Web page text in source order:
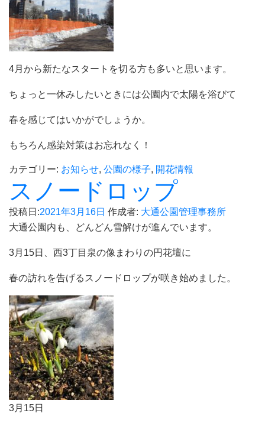
4月から新たなスタートを切る方も多いと思います。
ちょっと一休みしたいときには公園内で太陽を浴びて
春を感じてはいかがでしょうか。
もちろん感染対策はお忘れなく！
カテゴリー: お知らせ, 公園の様子, 開花情報
スノードロップ
投稿日:2021年3月16日 作成者: 大通公園管理事務所
大通公園内も、どんどん雪解けが進んでいます。
3月15日、西3丁目泉の像まわりの円花壇に
春の訪れを告げるスノードロップが咲き始めました。
3月15日